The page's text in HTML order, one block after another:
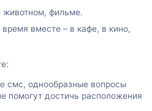
фильме.
вместе – в кафе, в кино,
смс, однообразные вопросы
помогут достичь расположения